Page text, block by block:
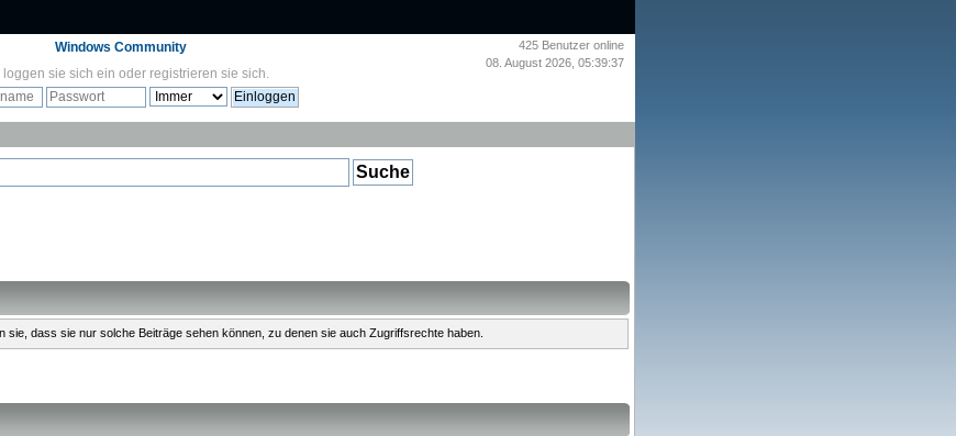
425 Benutzer online
08. August 2026, 05:39:37
Windows Community
loggen sie sich ein oder registrieren sie sich.
dass sie nur solche Beiträge sehen können, zu denen sie auch Zugriffsrechte haben.